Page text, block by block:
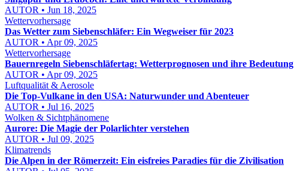
AUTOR • Jun 18, 2025
Wettervorhersage
Das Wetter zum Siebenschläfer: Ein Wegweiser für 2023
AUTOR • Apr 09, 2025
Wettervorhersage
Bauernregeln Siebenschläfertag: Wetterprognosen und ihre Bedeutung
AUTOR • Apr 09, 2025
Luftqualität & Aerosole
Die Top-Vulkane in den USA: Naturwunder und Abenteuer
AUTOR • Jul 16, 2025
Wolken & Sichtphänomene
Aurore: Die Magie der Polarlichter verstehen
AUTOR • Jul 09, 2025
Klimatrends
Die Alpen in der Römerzeit: Ein eisfreies Paradies für die Zivilisation